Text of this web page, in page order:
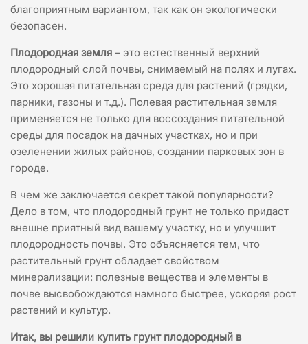
благоприятным вариантом, так как он экологически
безопасен.
Плодородная земля – это естественный верхний
плодородный слой почвы, снимаемый на полях и лугах.
Это хорошая питательная среда для растений (грядки,
парники, газоны и т.д.). Полевая растительная земля
применяется не только для воссоздания питательной
среды для посадок на дачных участках, но и при
озеленении жилых районов, создании парковых зон в
городе.
В чем же заключается секрет такой популярности?
Дело в том, что плодородный грунт не только придаст
внешне приятный вид вашему участку, но и улучшит
плодородность почвы. Это объясняется тем, что
растительный грунт обладает свойством
минерализации: полезные вещества и элементы в
почве высвобождаются намного быстрее, ускоряя рост
растений и культур.
Итак, вы решили купить грунт плодородный в